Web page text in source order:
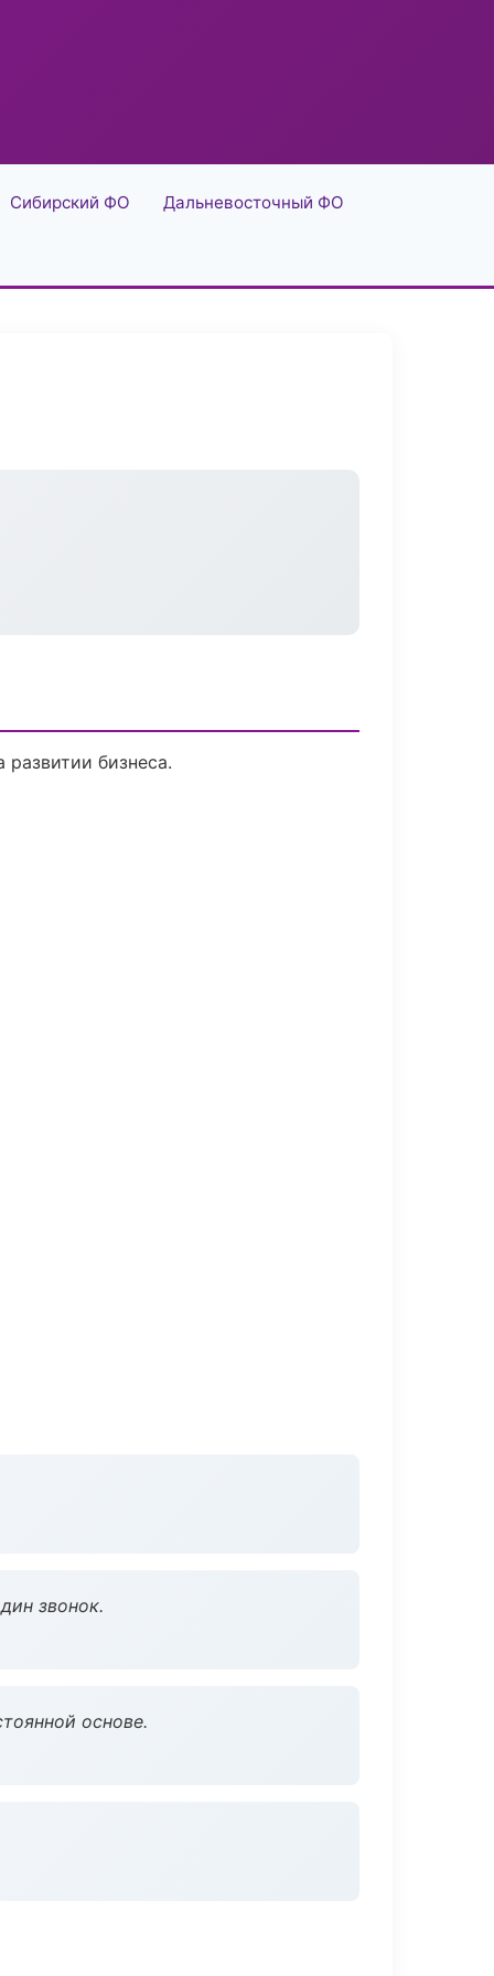
Сибирский ФО Дальневосточный ФО
бизнеса.
звонок.
основе.